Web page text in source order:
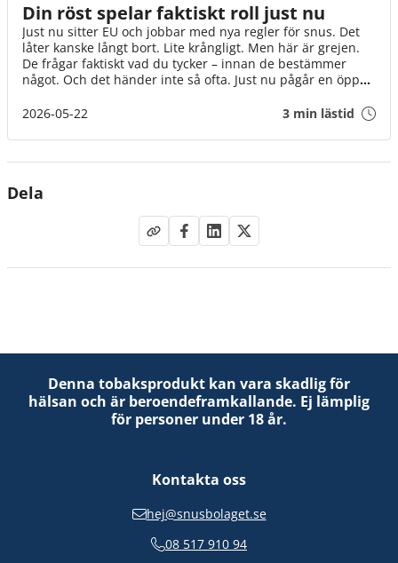
Din röst spelar faktiskt roll just nu
Just nu sitter EU och jobbar med nya regler för snus. Det
låter kanske långt bort. Lite krångligt. Men här är grejen.
De frågar faktiskt vad du tycker – innan de bestämmer
något. Och det händer inte så ofta. Just nu pågår en öppen
organisationer, utan helt vanliga människor. Som du. Det
din.
2026-05-22 3 min lästid
Dela
Denna tobaksprodukt kan vara skadlig för
hälsan och är beroendeframkallande. Ej lämplig
för personer under 18 år.
Kontakta oss
hej@snusbolaget.se
08 517 910 94